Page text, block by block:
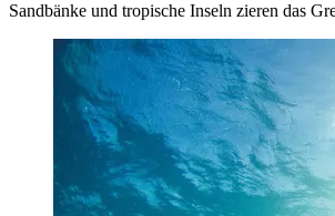
Sandbänke und tropische Inseln zieren das